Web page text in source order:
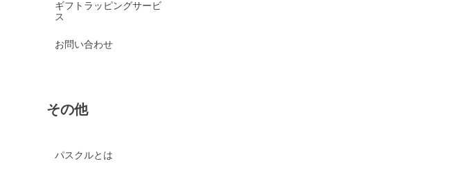
ギフトラッピングサービ
ス
お問い合わせ
その他
パスクルとは